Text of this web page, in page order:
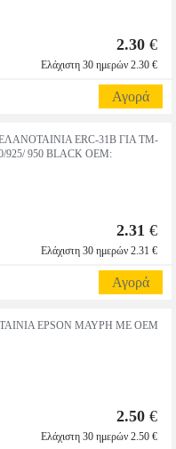
2.30 €
Ελάχιστη 30 ημερών 2.30 €
Αγορά
ERC-31B ΓΙΑ TM-
925/ 950 BLACK OEM:
2.31 €
Ελάχιστη 30 ημερών 2.31 €
Αγορά
EPSON ΜΑΥΡΗ ME ΟΕΜ
2.50 €
Ελάχιστη 30 ημερών 2.50 €